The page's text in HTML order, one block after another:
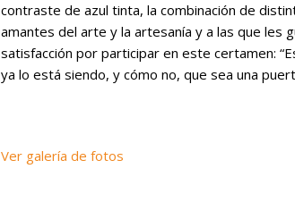
contraste de azul tinta, la combinación de
amantes del arte y la artesanía y a las que les
satisfacción por participar en este certamen:
ya lo está siendo, y cómo no, que sea una
Ver galería de fotos